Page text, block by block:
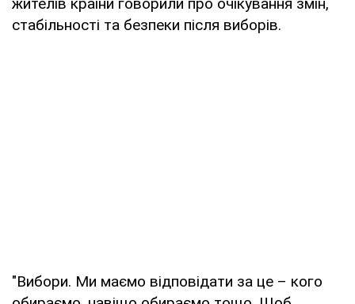
стабільності та безпеки після виборів.
"Вибори. Ми маємо відповідати за це – кого